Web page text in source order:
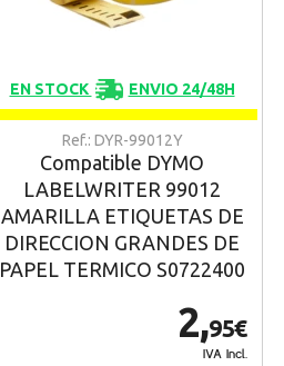
EN STOCK ENVIO 24/48H
Ref.: DYR-99012Y
Compatible DYMO
LABELWRITER 99012
AMARILLA ETIQUETAS DE
DIRECCION GRANDES DE
PAPEL TERMICO S0722400
2,95€
IVA Incl.